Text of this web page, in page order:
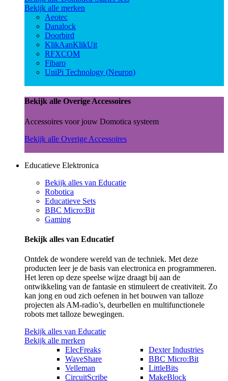
Bekijk alle merken
Aeotec
Danalock
Doorbird
KlikAanKlikUit
RFXCOM
Fibaro
UniPi Technology (Neuron)
Bekijk alle Overige Accessoires
Accessoires voor jouw Domotica systeem
Bekijk alle Overige Accessoires
Educatieve Elektronica
Bekijk alles van Educatie
Robotica
Educatieve Sets
BBC Micro:Bit
Gaming
Bekijk alles van Educatief
Ontdek de wondere wereld van de techniek. Met deze
producten leer je de basis van electronica en programmeren.
Het leren op deze speelse wijze draagt bij aan de
ontwikkeling van de fantasie en stimuleert de creativiteit. Zo
kan jong en oud zich oefenen in het bouwen van talloze
projecten als AM-radio’s, deurbellen en multifunctionele
robots met talloze bewegingen.
Bekijk alles van Educatie
Bekijk alle merken
ElecFreaks
WaveShare
Velleman
CircuitScribe
Dexter Industries
BBC Micro:Bit
LittleBits
MakeBlock